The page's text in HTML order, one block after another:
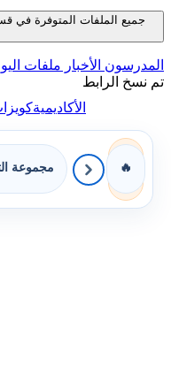
المدرسون الأخبار ملفات
تم نسخ الرابط
الأكاديمية
🔥 مجموعة